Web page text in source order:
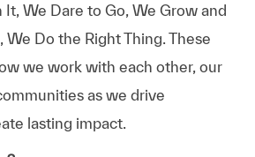
It, We Dare to Go, We Grow and
We Do the Right Thing. These
we work with each other, our
as we drive
lasting impact.